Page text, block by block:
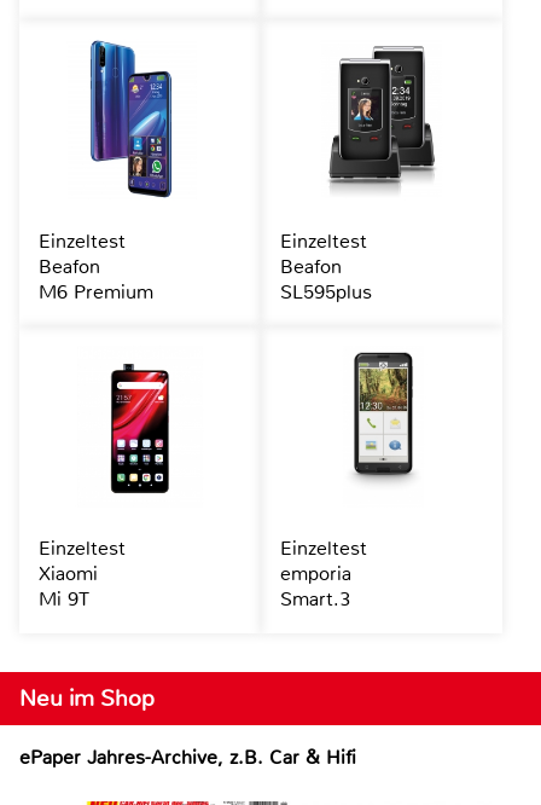
Neu im Shop
ePaper Jahres-Archive, z.B. Car & Hifi
Einzeltest
Beafon
M6 Premium
Einzeltest
Beafon
SL595plus
Einzeltest
Xiaomi
Mi 9T
Einzeltest
emporia
Smart.3